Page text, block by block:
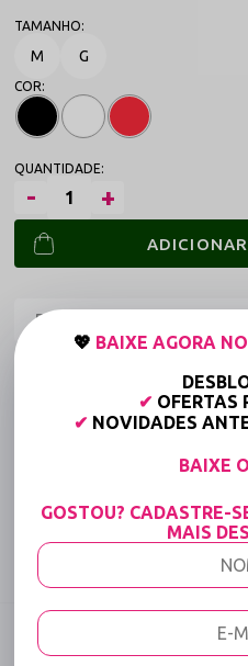
M G
Frete grátis a partir
Até 6x Sem
Tabela de medidas
DESCRIÇÃO COMPLETA
💖 BAIXE AGORA
✔ OFERTAS
✔ NOVIDADES
BAIXE
GOSTOU? CADASTRE-
MAIS